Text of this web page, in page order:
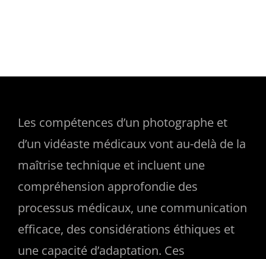
Les compétences d’un photographe et
d’un vidéaste médicaux vont au-delà de la
maîtrise technique et incluent une
compréhension approfondie des
processus médicaux, une communication
efficace, des considérations éthiques et
une capacité d’adaptation. Ces